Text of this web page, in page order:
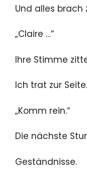
Und alles brach
„Claire …“
Ihre Stimme
Ich trat zur Seite.
„Komm rein.“
Die nächste
Geständnisse.